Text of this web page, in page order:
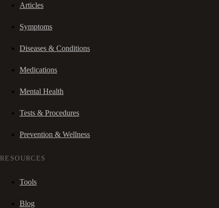
Articles
Symptoms
Diseases & Conditions
Medications
Mental Health
Tests & Procedures
Prevention & Wellness
RESOURCES
Tools
Blog